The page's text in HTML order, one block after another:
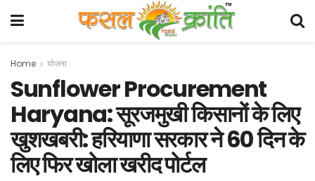
Home योजना
Sunflower Procurement
Haryana: सूरजमुखी किसानों के लिए
खुशखबरी: हरियाणा सरकार ने 60 दिन के
लिए फिर खोला खरीद पोर्टल